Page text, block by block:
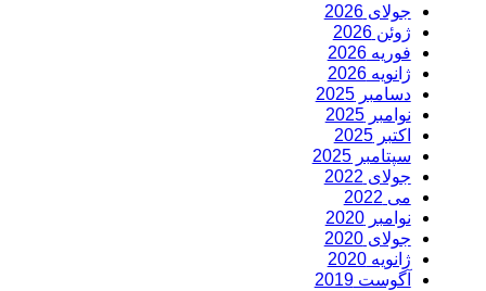
جولای 2026
ژوئن 2026
فوریه 2026
ژانویه 2026
دسامبر 2025
نوامبر 2025
اکتبر 2025
سپتامبر 2025
جولای 2022
می 2022
نوامبر 2020
جولای 2020
ژانویه 2020
آگوست 2019